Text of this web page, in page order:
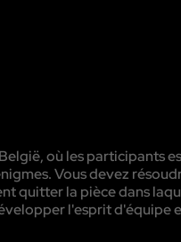
où les participants
Vous devez
quitter la pièce dans
l'esprit d'équipe